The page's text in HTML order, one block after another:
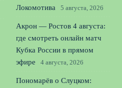
Локомотива
5 августа, 2026
Акрон — Ростов 4 августа:
где смотреть онлайн матч
Кубка России в прямом
эфире
4 августа, 2026
Пономарёв о Слуцком: